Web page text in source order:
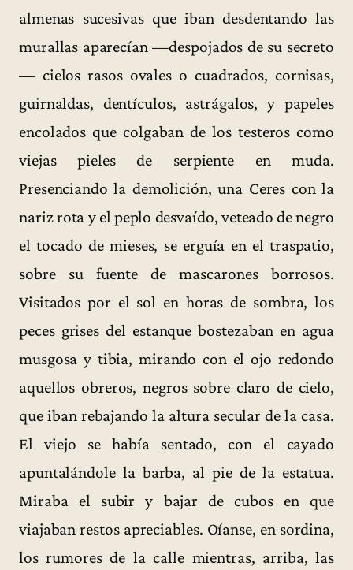
almenas sucesivas que iban desdentando las
murallas aparecían —despojados de su secreto
— cielos rasos ovales o cuadrados, cornisas,
guirnaldas, dentículos, astrágalos, y papeles
encolados que colgaban de los testeros como
viejas pieles de serpiente en muda.
Presenciando la demolición, una Ceres con la
nariz rota y el peplo desvaído, veteado de negro
el tocado de mieses, se erguía en el traspatio,
sobre su fuente de mascarones borrosos.
Visitados por el sol en horas de sombra, los
peces grises del estanque bostezaban en agua
musgosa y tibia, mirando con el ojo redondo
aquellos obreros, negros sobre claro de cielo,
que iban rebajando la altura secular de la casa.
El viejo se había sentado, con el cayado
apuntalándole la barba, al pie de la estatua.
Miraba el subir y bajar de cubos en que
viajaban restos apreciables. Oíanse, en sordina,
los rumores de la calle mientras, arriba, las